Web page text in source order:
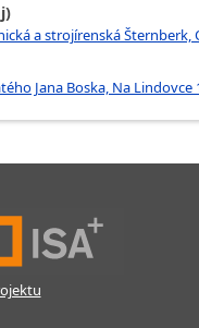
a strojírenská Šternberk,
Jana Boska, Na Lindovce